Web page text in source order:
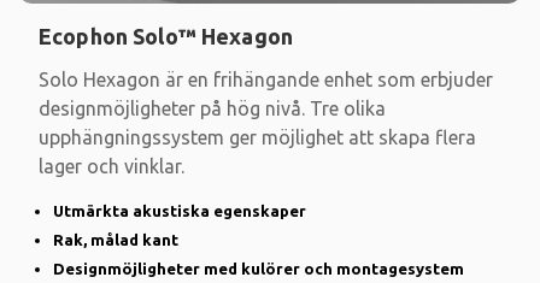
Ecophon Solo™ Hexagon
Solo Hexagon är en frihängande enhet som erbjuder
designmöjligheter på hög nivå. Tre olika
upphängningssystem ger möjlighet att skapa flera
lager och vinklar.
Utmärkta akustiska egenskaper
Rak, målad kant
Designmöjligheter med kulörer och montagesystem